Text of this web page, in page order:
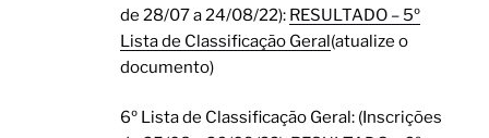
de 28/07 a 24/08/22): RESULTADO – 5º
Lista de Classificação Geral(atualize o
documento)
6º Lista de Classificação Geral: (Inscrições